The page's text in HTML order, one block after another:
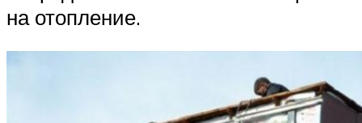
на отопление.